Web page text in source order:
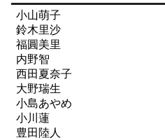
小山萌子
鈴木里沙
福圓美里
内野智
西田夏奈子
大野瑞生
小島あやめ
小川蓮
豊田陸人